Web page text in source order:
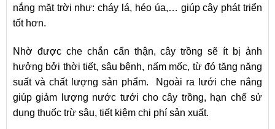
nắng mặt trời như: cháy lá, héo úa,… giúp cây phát triển
tốt hơn.
Nhờ được che chắn cẩn thận, cây trồng sẽ ít bị ảnh
hưởng bởi thời tiết, sâu bệnh, nấm mốc, từ đó tăng năng
suất và chất lượng sản phẩm. Ngoài ra lưới che nắng
giúp giảm lượng nước tưới cho cây trồng, hạn chế sử
dụng thuốc trừ sâu, tiết kiệm chi phí sản xuất.